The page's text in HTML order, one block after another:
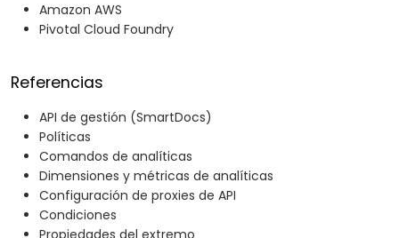
Amazon AWS
Pivotal Cloud Foundry
Referencias
API de gestión (SmartDocs)
Políticas
Comandos de analíticas
Dimensiones y métricas de analíticas
Configuración de proxies de API
Condiciones